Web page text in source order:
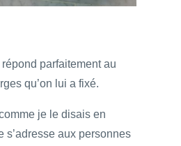
parfaitement au
qu’on lui a fixé.
je le disais en
s’adresse aux personnes